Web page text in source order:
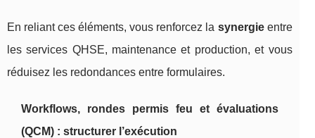
En reliant ces éléments, vous renforcez la synergieentre
les services QHSE, maintenance et production, et vous
réduisez les redondances entre formulaires.
Workflows, rondes permis feu et évaluations
(QCM) : structurer l’exécution